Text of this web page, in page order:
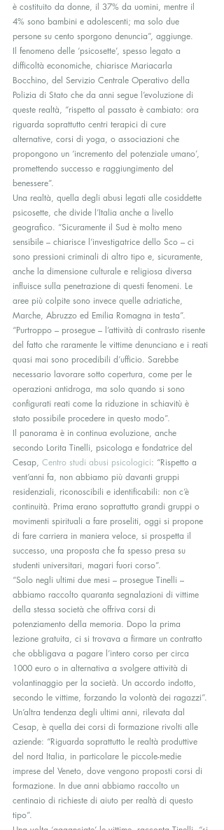
è costituito da donne, il 37% da uomini, mentre il
4% sono bambini e adolescenti; ma solo due
persone su cento sporgono denuncia”, aggiunge.
Il fenomeno delle ‘psicosette’, spesso legato a
difficoltà economiche, chiarisce Mariacarla
Bocchino, del Servizio Centrale Operativo della
Polizia di Stato che da anni segue l’evoluzione di
queste realtà, “rispetto al passato è cambiato: ora
riguarda soprattutto centri terapici di cure
alternative, corsi di yoga, o associazioni che
propongono un ‘incremento del potenziale umano’,
promettendo successo e raggiungimento del
benessere”.
Una realtà, quella degli abusi legati alle cosiddette
psicosette, che divide l’Italia anche a livello
geografico. “Sicuramente il Sud è molto meno
sensibile – chiarisce l’investigatrice dello Sco – ci
sono pressioni criminali di altro tipo e, sicuramente,
anche la dimensione culturale e religiosa diversa
influisce sulla penetrazione di questi fenomeni. Le
aree più colpite sono invece quelle adriatiche,
Marche, Abruzzo ed Emilia Romagna in testa”.
“Purtroppo – prosegue – l’attività di contrasto risente
del fatto che raramente le vittime denunciano e i reati
quasi mai sono procedibili d’ufficio. Sarebbe
necessario lavorare sotto copertura, come per le
operazioni antidroga, ma solo quando si sono
configurati reati come la riduzione in schiavitù è
stato possibile procedere in questo modo”.
Il panorama è in continua evoluzione, anche
secondo Lorita Tinelli, psicologa e fondatrice del
Cesap, Centro studi abusi psicologici: “Rispetto a
vent’anni fa, non abbiamo più davanti gruppi
residenziali, riconoscibili e identificabili: non c’è
continuità. Prima erano soprattutto grandi gruppi o
movimenti spirituali a fare proseliti, oggi si propone
di fare carriera in maniera veloce, si prospetta il
successo, una proposta che fa spesso presa su
studenti universitari, magari fuori corso”.
“Solo negli ultimi due mesi – prosegue Tinelli –
abbiamo raccolto quaranta segnalazioni di vittime
della stessa società che offriva corsi di
potenziamento della memoria. Dopo la prima
lezione gratuita, ci si trovava a firmare un contratto
che obbligava a pagare l’intero corso per circa
1000 euro o in alternativa a svolgere attività di
volantinaggio per la società. Un accordo indotto,
secondo le vittime, forzando la volontà dei ragazzi”.
Un’altra tendenza degli ultimi anni, rilevata dal
Cesap, è quella dei corsi di formazione rivolti alle
aziende: “Riguarda soprattutto le realtà produttive
del nord Italia, in particolare le piccole-medie
imprese del Veneto, dove vengono proposti corsi di
formazione. In due anni abbiamo raccolto un
centinaio di richieste di aiuto per realtà di questo
tipo”.